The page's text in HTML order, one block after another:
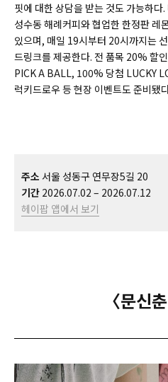
핏에 대한 상담을 받는 것도 가능하
성수동 해례커피와 협업한 한정판 레
있으며, 매일 19시부터 20시까지는
드링크를 제공한다. 전 품목 20% 할
PICK A BALL, 100% 당첨 LUCKY
럭키드로우 등 현장 이벤트도 준비됐
주소 서울 성동구 연무장5길 20
기간 2026.07.02 – 2026.07.12
헤이팝 앱에서 보기
〈문신